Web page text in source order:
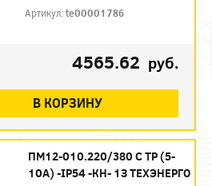
Артикул:te00001786
4565.62 руб.
В КОРЗИНУ
ПМ12-010.220/380 С ТР (5-
10А) -IP54 -КН- 1З ТЕХЭНЕРГО